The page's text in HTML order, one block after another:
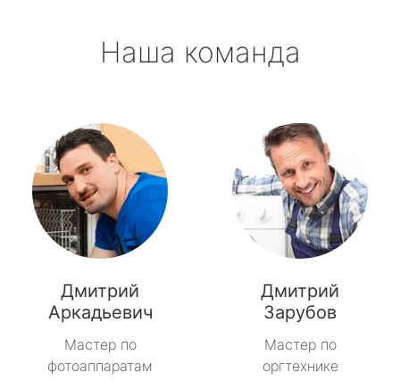
Наша команда
Дмитрий
Аркадьевич
Мастер по
фотоаппаратам
Дмитрий
Зарубов
Мастер по
оргтехнике